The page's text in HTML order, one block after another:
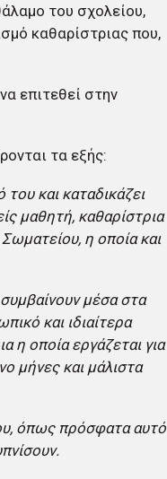
του σχολείου,
καθαρίστριας που,
επιτεθεί στην
τα εξής:
και καταδικάζει
μαθητή, καθαρίστρια
η οποία και
μέσα στα
και ιδιαίτερα
η οποία εργάζεται για
μήνες και μάλιστα
όπως πρόσφατα αυτό